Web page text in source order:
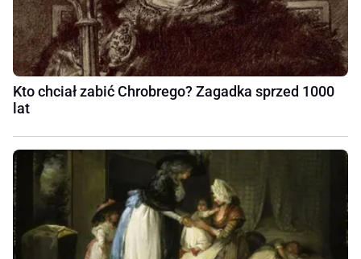
Kto chciał zabić Chrobrego? Zagadka sprzed 1000
lat